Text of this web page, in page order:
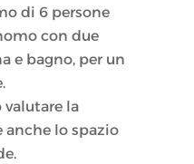
di 6 persone
con due
e bagno, per un
la
lo spazio